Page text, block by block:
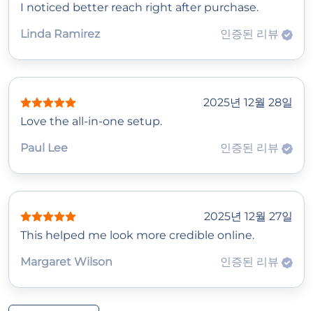
I noticed better reach right after purchase.
Linda Ramirez
인증된 리뷰
2025년 12월 28일
Love the all-in-one setup.
Paul Lee
인증된 리뷰
2025년 12월 27일
This helped me look more credible online.
Margaret Wilson
인증된 리뷰